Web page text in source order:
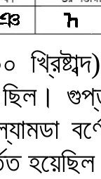
।
হয়েছিল